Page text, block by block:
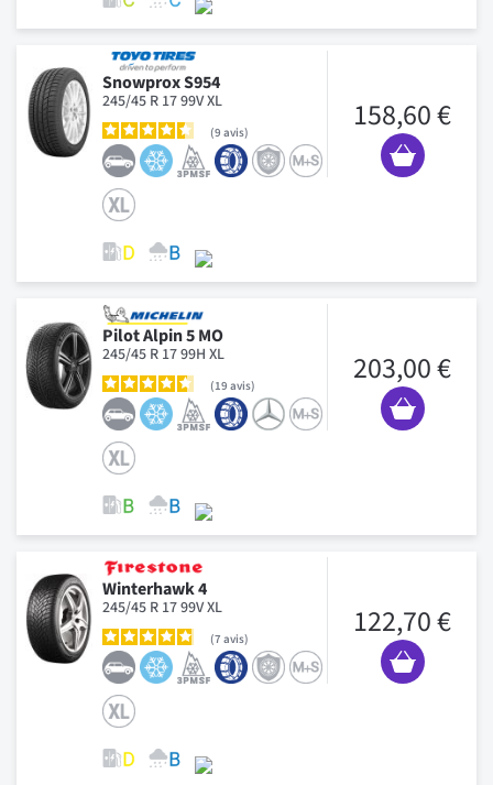
Snowprox S954
245/45 R 17 99V XL
9 avis 158,60 €
Pilot Alpin 5 MO
245/45 R 17 99H XL
19 avis 203,00 €
Winterhawk 4
245/45 R 17 99V XL
7 avis 122,70 €